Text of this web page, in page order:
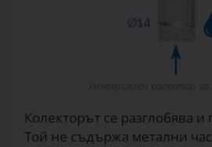
Колекторът се разглобява и
Той не съдържа метални